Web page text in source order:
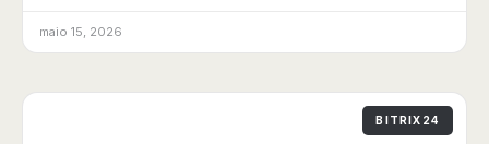
maio 15, 2026
BITRIX24